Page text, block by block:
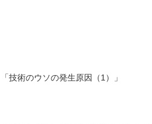
技術のウソの発生原因（1）」